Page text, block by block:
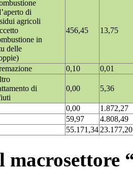
di
agricoli
in
delle
456,45 13,75
0,10
0,01
di
0,00 5,36
0,00
1.872,27
59,97
4.808,49
55.171,3423.177,20
macrosettore